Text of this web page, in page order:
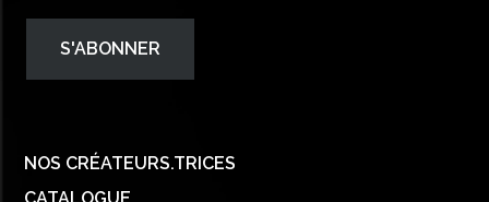
NOS CRÉATEURS.TRICES